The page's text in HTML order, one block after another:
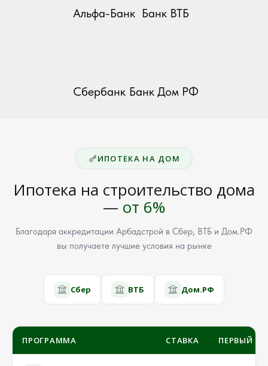
Альфа-Банк Банк ВТБ
Сбербанк Банк Дом РФ
ИПОТЕКА НА ДОМ
Ипотека на строительство дома
— от 6%
Благодаря аккредитации Арбадстрой в Сбер, ВТБ и Дом.РФ
вы получаете лучшие условия на рынке
Сбер ВТБ Дом.РФ
ПРОГРАММА СТАВКА ПЕРВЫЙ